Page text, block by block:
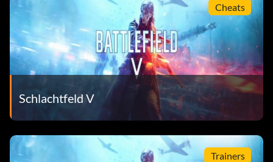
Cheats
Schlachtfeld V
Trainers